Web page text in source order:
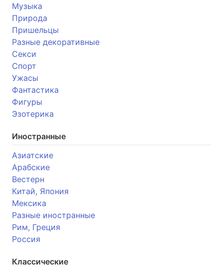
Музыка
Природа
Пришельцы
Разные декоративные
Секси
Спорт
Ужасы
Фантастика
Фигуры
Эзотерика
Иностранные
Азиатские
Арабские
Вестерн
Китай, Япония
Мексика
Разные иностранные
Рим, Греция
Россия
Классические